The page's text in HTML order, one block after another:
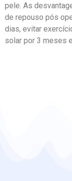
pele. As
de repouso pós
dias, evitar
solar por 3 meses